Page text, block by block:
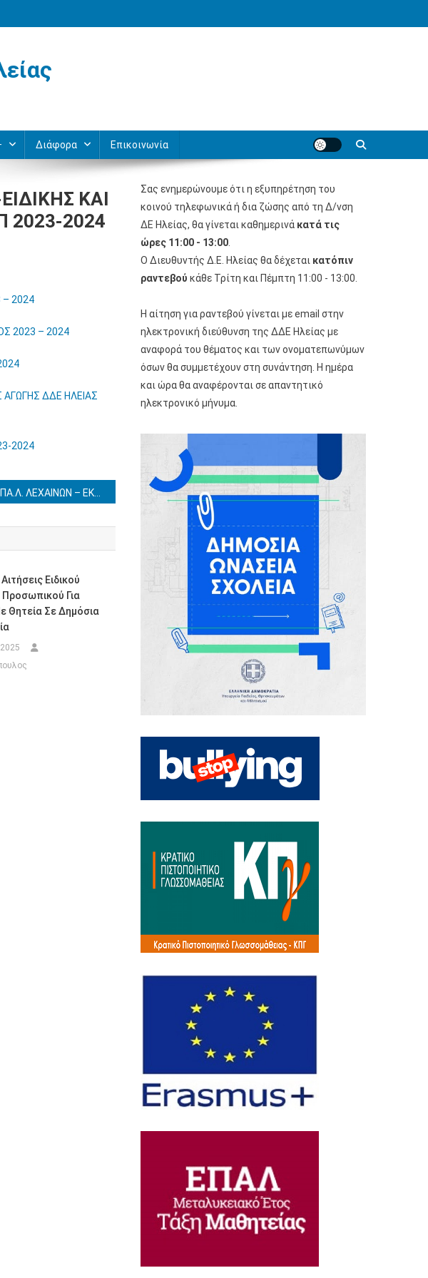
Διάφορα Επικοινωνία
ΚΑΙ
2023-2024
2024
2023 – 2024
ΑΓΩΓΗΣ ΔΔΕ ΗΛΕΙΑΣ
2024
Ειδικού
Προσωπικού Για
Θητεία Σε Δημόσια
Σας ενημερώνουμε ότι η εξυπηρέτηση του
κοινού τηλεφωνικά ή δια ζώσης από τη Δ/νση
ΔΕ Ηλείας, θα γίνεται καθημερινά κατά τις
ώρες 11:00 - 13:00
Ο Διευθυντής Δ.Ε. Ηλείας θα δέχεται κατόπιν
ραντεβού κάθε Τρίτη και Πέμπτη 11:00 - 13:00.
Η αίτηση για ραντεβού γίνεται με email στην
ηλεκτρονική διεύθυνση της ΔΔΕ Ηλείας με
αναφορά του θέματος και των ονοματεπωνύμων
όσων θα συμμετέχουν στη συνάντηση. Η ημέρα
και ώρα θα αναφέρονται σε απαντητικό
ηλεκτρονικό μήνυμα.